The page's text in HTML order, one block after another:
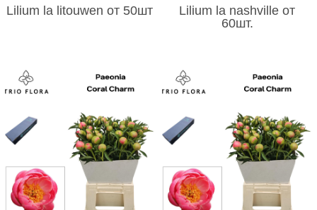
Lilium la litouwen от 50шт
Lilium la nashville от
60шт.